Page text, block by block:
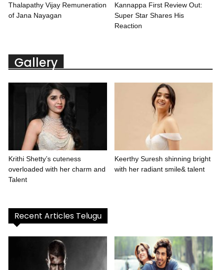
Thalapathy Vijay Remuneration
of Jana Nayagan
Kannappa First Review Out:
Super Star Shares His
Reaction
Gallery
Krithi Shetty’s cuteness
overloaded with her charm and
Talent
Keerthy Suresh shinning bright
with her radiant smile& talent
Recent Articles Telugu